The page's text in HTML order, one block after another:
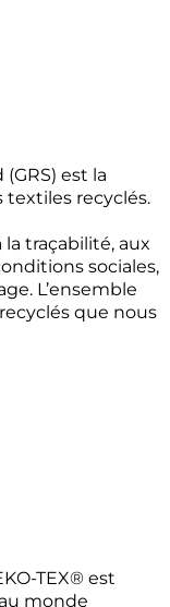
est la
recyclés.
traçabilité, aux
sociales,
L’ensemble
que nous
TEX® est
monde